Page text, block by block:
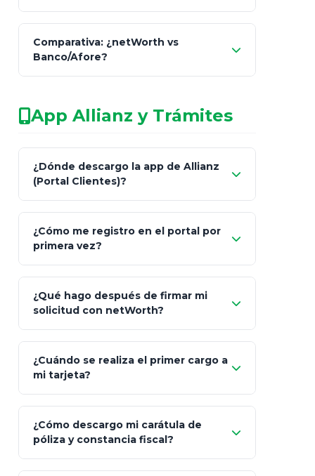
netWorth
patrimonio con asesores informales en
redes sociales.
consultor técnico
legalmente facultado
Comparativa: ¿netWorth vs
Banco/Afore?
Característica netWorth (Certificado)
Fiscalidad Estrategia Art. 151 / 93
App Allianz y Trámites
¿Dónde descargo la app de Allianz
(Portal Clientes)?
Client"
App Store (iOS) Google Play
¿Cómo me registro en el portal por
primera vez?
Bienvenida
"¿Aún no tienes cuenta?
Regístrate"
¿Qué hago después de firmar mi
solicitud con netWorth?
¿Cuándo se realiza el primer cargo a
mi tarjeta?
¿Cómo descargo mi carátula de
póliza y constancia fiscal?